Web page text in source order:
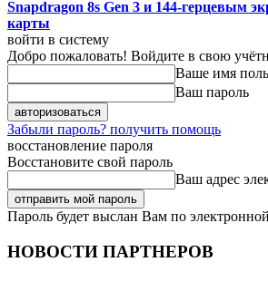
Snapdragon 8s Gen 3 и 144-герцевым
карты
войти в систему
Добро пожаловать! Войдите в свою
Ваше имя
Ваш пароль
Забыли пароль? получить помощь
восстановление пароля
Восстановите свой пароль
Ваш адрес
Пароль будет выслан Вам по
НОВОСТИ ПАРТНЕРОВ